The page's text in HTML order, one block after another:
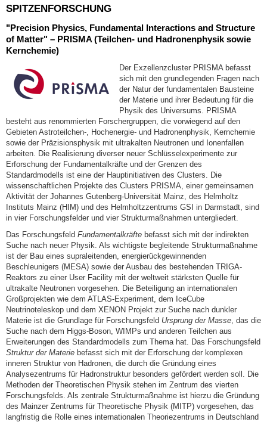
SPITZENFORSCHUNG
"Precision Physics, Fundamental Interactions and Structure
of Matter" – PRISMA (Teilchen- und Hadronenphysik sowie
Kernchemie)
Der Exzellenzcluster PRISMA befasst
sich mit den grundlegenden Fragen nach
der Natur der fundamentalen Bausteine
der Materie und ihrer Bedeutung für die
Physik des Universums. PRISMA
besteht aus renommierten Forschergruppen, die vorwiegend auf den
Gebieten Astroteilchen-, Hochenergie- und Hadronenphysik, Kernchemie
sowie der Präzisionsphysik mit ultrakalten Neutronen und Ionenfallen
arbeiten. Die Realisierung diverser neuer Schlüsselexperimente zur
Erforschung der Fundamentalkräfte und der Grenzen des
Standardmodells ist eine der Hauptinitiativen des Clusters. Die
wissenschaftlichen Projekte des Clusters PRISMA, einer gemeinsamen
Aktivität der Johannes Gutenberg-Universität Mainz, des Helmholtz
Instituts Mainz (HIM) und des Helmholtzzentrums GSI in Darmstadt, sind
in vier Forschungsfelder und vier Strukturmaßnahmen untergliedert.
Das Forschungsfeld Fundamentalkräfte befasst sich mit der indirekten
Suche nach neuer Physik. Als wichtigste begleitende Strukturmaßnahme
ist der Bau eines supraleitenden, energierückgewinnenden
Beschleunigers (MESA) sowie der Ausbau des bestehenden TRIGA-
Reaktors zu einer User Facility mit der weltweit stärksten Quelle für
ultrakalte Neutronen vorgesehen. Die Beteiligung an internationalen
Großprojekten wie dem ATLAS-Experiment, dem IceCube
Neutrinoteleskop und dem XENON Projekt zur Suche nach dunkler
Materie ist die Grundlage für Forschungsfeld Ursprung der Masse , das die
Suche nach dem Higgs-Boson, WIMPs und anderen Teilchen aus
Erweiterungen des Standardmodells zum Thema hat. Das Forschungsfeld
Struktur der Materie befasst sich mit der Erforschung der komplexen
inneren Struktur von Hadronen, die durch die Gründung eines
Analysezentrums für Hadronstruktur besonders gefördert werden soll. Die
Methoden der Theoretischen Physik stehen im Zentrum des vierten
Forschungsfelds. Als zentrale Strukturmaßnahme ist hierzu die Gründung
des Mainzer Zentrums für Theoretische Physik (MITP) vorgesehen, das
langfristig die Rolle eines internationalen Theoriezentrums in Deutschland